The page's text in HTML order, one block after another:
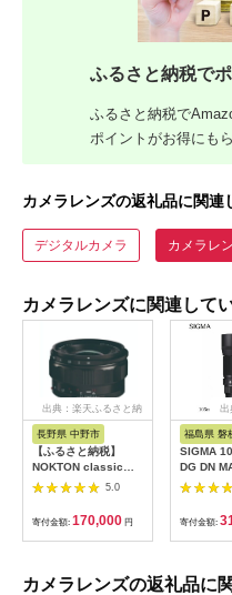
ふるさと納税で
ふるさと納税で
ポイントがお得にも
カメラレンズの返礼品に関連
デジタルカメラ カメラレ
カメラレンズに関連して
出典：楽天ふるさと納
長野県 中野市
【ふるさと納税】
NOKTON classic
35mm F1.4 E-
mount【1214167】
5.0
寄付金額: 170,000 円
出
福島県 磐
SIGMA
DG DN
Art【ソニ
寄付金額:
カメラレンズの返礼品に